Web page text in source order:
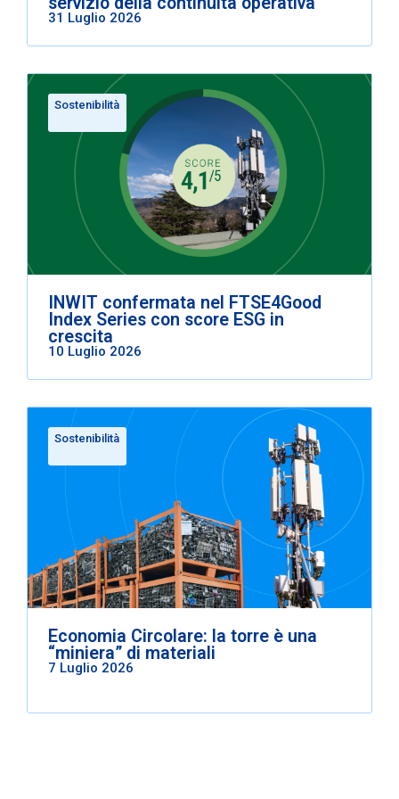
31 Luglio 2026
Sostenibilità
INWIT confermata nel FTSE4Good
Index Series con score ESG in
crescita
10 Luglio 2026
Sostenibilità
Economia Circolare: la torre è una
“miniera” di materiali
7 Luglio 2026